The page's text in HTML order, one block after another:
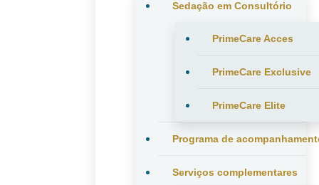
Sedação em Consultório
PrimeCare Acces
PrimeCare Exclusive
PrimeCare Elite
Programa de
Serviços complementares